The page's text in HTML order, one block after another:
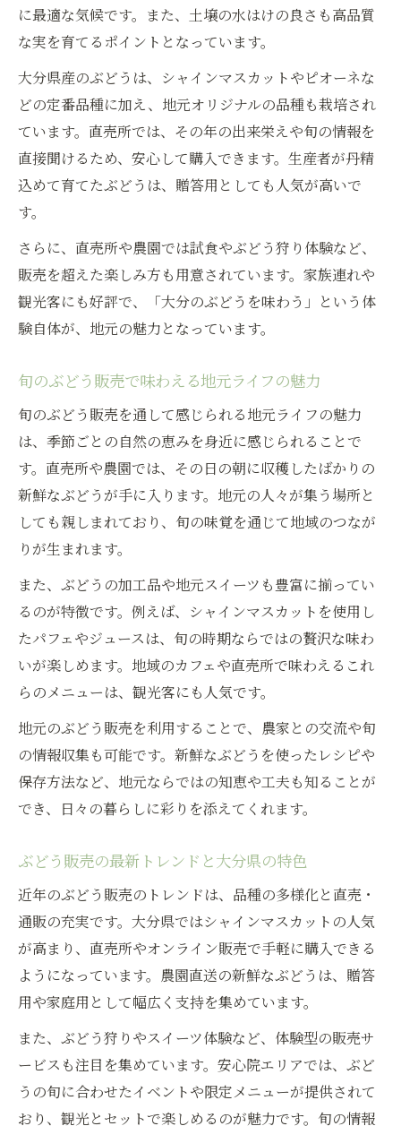
家族や友人と楽しむぶどう販売ライフの秘
訣
ぶどう販売を楽しむ家族のお出かけ体験ガイド
ぶどう販売を家族で楽しむおすすめ体験プ
ラン
家族みんなで満喫できるぶどう販売スポッ
ト紹介
ア集
家族で楽しむぶどう販売の失敗しない選び
方
ぶどう販売ライフで人気の家族向け体験と
直売ならではのぶどう選びを満喫する方法
ぶどう販売で直売ならではの新鮮さを楽し
むコツ
直売所でぶどう販売を満喫するための選び
方
ぶどう販売の直売体験が人気な理由を解説
ぶどう販売直売所で得する選び方と楽しみ
方
シャインマスカットを楽しむ販売シーズンのコ
ツ
の旬
旬のシャインマスカットを賢く楽しむ販売
方法
び方
る秘訣
ぶどう販売で人気のシャインマスカット活
に最適な気候です。また、土壌の水はけの良さも高品質
な実を育てるポイントとなっています。
大分県産のぶどうは、シャインマスカットやピオーネな
どの定番品種に加え、地元オリジナルの品種も栽培され
ています。直売所では、その年の出来栄えや旬の情報を
直接聞けるため、安心して購入できます。生産者が丹精
込めて育てたぶどうは、贈答用としても人気が高いで
す。
さらに、直売所や農園では試食やぶどう狩り体験など、
販売を超えた楽しみ方も用意されています。家族連れや
観光客にも好評で、「大分のぶどうを味わう」という体
験自体が、地元の魅力となっています。
旬のぶどう販売で味わえる地元ライフの魅力
旬のぶどう販売を通して感じられる地元ライフの魅力
は、季節ごとの自然の恵みを身近に感じられることで
す。直売所や農園では、その日の朝に収穫したばかりの
新鮮なぶどうが手に入ります。地元の人々が集う場所と
しても親しまれており、旬の味覚を通じて地域のつなが
りが生まれます。
また、ぶどうの加工品や地元スイーツも豊富に揃ってい
るのが特徴です。例えば、シャインマスカットを使用し
たパフェやジュースは、旬の時期ならではの贅沢な味わ
いが楽しめます。地域のカフェや直売所で味わえるこれ
らのメニューは、観光客にも人気です。
地元のぶどう販売を利用することで、農家との交流や旬
の情報収集も可能です。新鮮なぶどうを使ったレシピや
保存方法など、地元ならではの知恵や工夫も知ることが
でき、日々の暮らしに彩りを添えてくれます。
ぶどう販売の最新トレンドと大分県の特色
近年のぶどう販売のトレンドは、品種の多様化と直売・
通販の充実です。大分県ではシャインマスカットの人気
が高まり、直売所やオンライン販売で手軽に購入できる
ようになっています。農園直送の新鮮なぶどうは、贈答
用や家庭用として幅広く支持を集めています。
また、ぶどう狩りやスイーツ体験など、体験型の販売サ
ービスも注目を集めています。安心院エリアでは、ぶど
うの旬に合わせたイベントや限定メニューが提供されて
おり、観光とセットで楽しめるのが魅力です。旬の情報